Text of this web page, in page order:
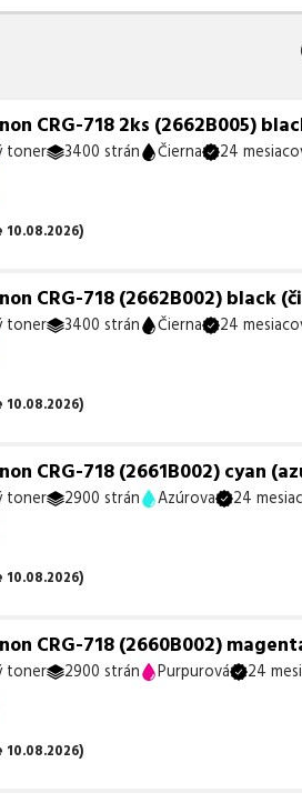
CRG-718 2ks (2662B005)
toner 3400 strán Čierna 24
10.08.2026)
CRG-718 (2662B002) black
toner 3400 strán Čierna 24
10.08.2026)
CRG-718 (2661B002) cyan
toner 2900 strán Azúrova 24
10.08.2026)
CRG-718 (2660B002)
toner 2900 strán Purpurová 24
10.08.2026)